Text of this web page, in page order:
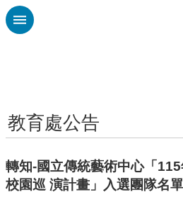
跳到主要內容區塊
認
廣
興
教育處公告
轉知-國立傳統藝術中心「
校園巡 演計畫」入選團隊名單